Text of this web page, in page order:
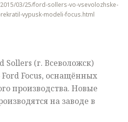
03/25/ford-sollers-vo-vsevolozhske-
vypusk-modeli-focus.html
(г. Всеволожск)
Focus, оснащённых
производства. Новые
на заводе в